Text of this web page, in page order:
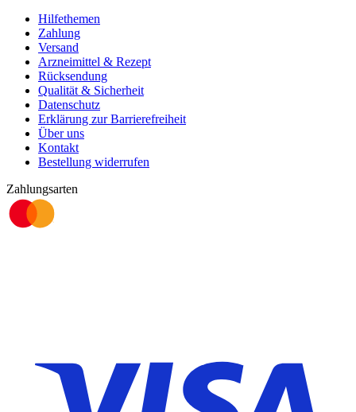
Hilfethemen
Zahlung
Versand
Arzneimittel & Rezept
Rücksendung
Qualität & Sicherheit
Datenschutz
Erklärung zur Barrierefreiheit
Über uns
Kontakt
Bestellung widerrufen
Zahlungsarten